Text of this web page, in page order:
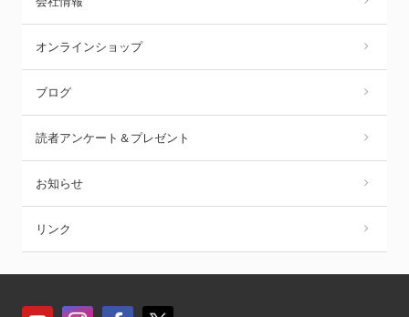
オンラインショップ
ブログ
読者アンケート＆プレゼント
お知らせ
リンク